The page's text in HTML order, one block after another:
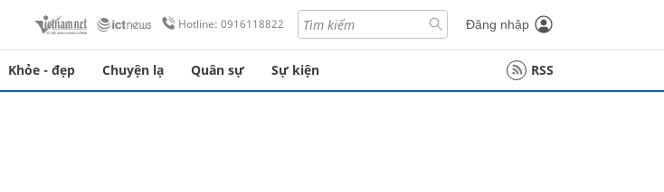
Hotline: 0916118822 Đăng nhập
Khỏe - đẹp Chuyện lạ Quân sự Sự kiện RSS